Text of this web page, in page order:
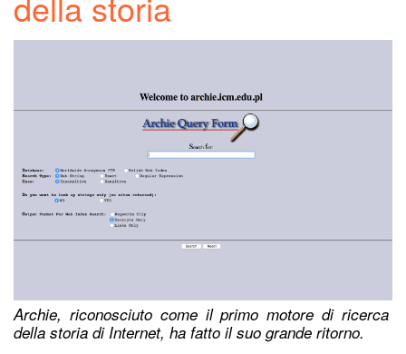
Archie, riconosciuto come il primo motore di ricerca
della storia di Internet, ha fatto il suo grande ritorno.